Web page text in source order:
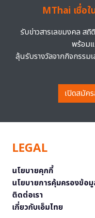
MThai เชื่อใ
รับข่าวสารเลขมงคล สถิ
พร้อมแ
ลุ้นรับรางวัลจากกิจกรรม
เปิดสมัค
LEGAL
นโยบายคุกกี้
นโยบายการคุ้มครองข้อ
ติดต่อเรา
เกี่ยวกับเอ็มไทย